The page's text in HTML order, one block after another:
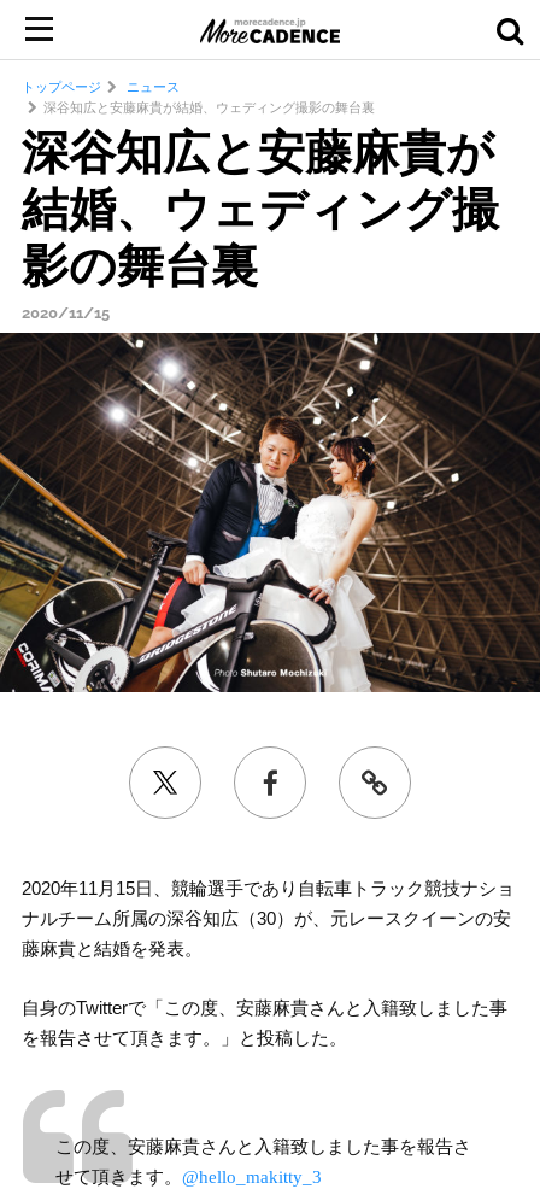
トップページ
ニュース
深谷知広と安藤麻貴が結婚、ウェディング撮影の舞台裏
深谷知広と安藤麻貴が
結婚、ウェディング撮
影の舞台裏
2020/11/15
2020年11月15日、競輪選手であり自転車トラック競技ナショ
ナルチーム所属の深谷知広（30）が、元レースクイーンの安
藤麻貴と結婚を発表。
自身のTwitterで「この度、安藤麻貴さんと入籍致しました事
を報告させて頂きます。」と投稿した。
この度、安藤麻貴さんと入籍致しました事を報告さ
せて頂きます。 @hello_makitty_3